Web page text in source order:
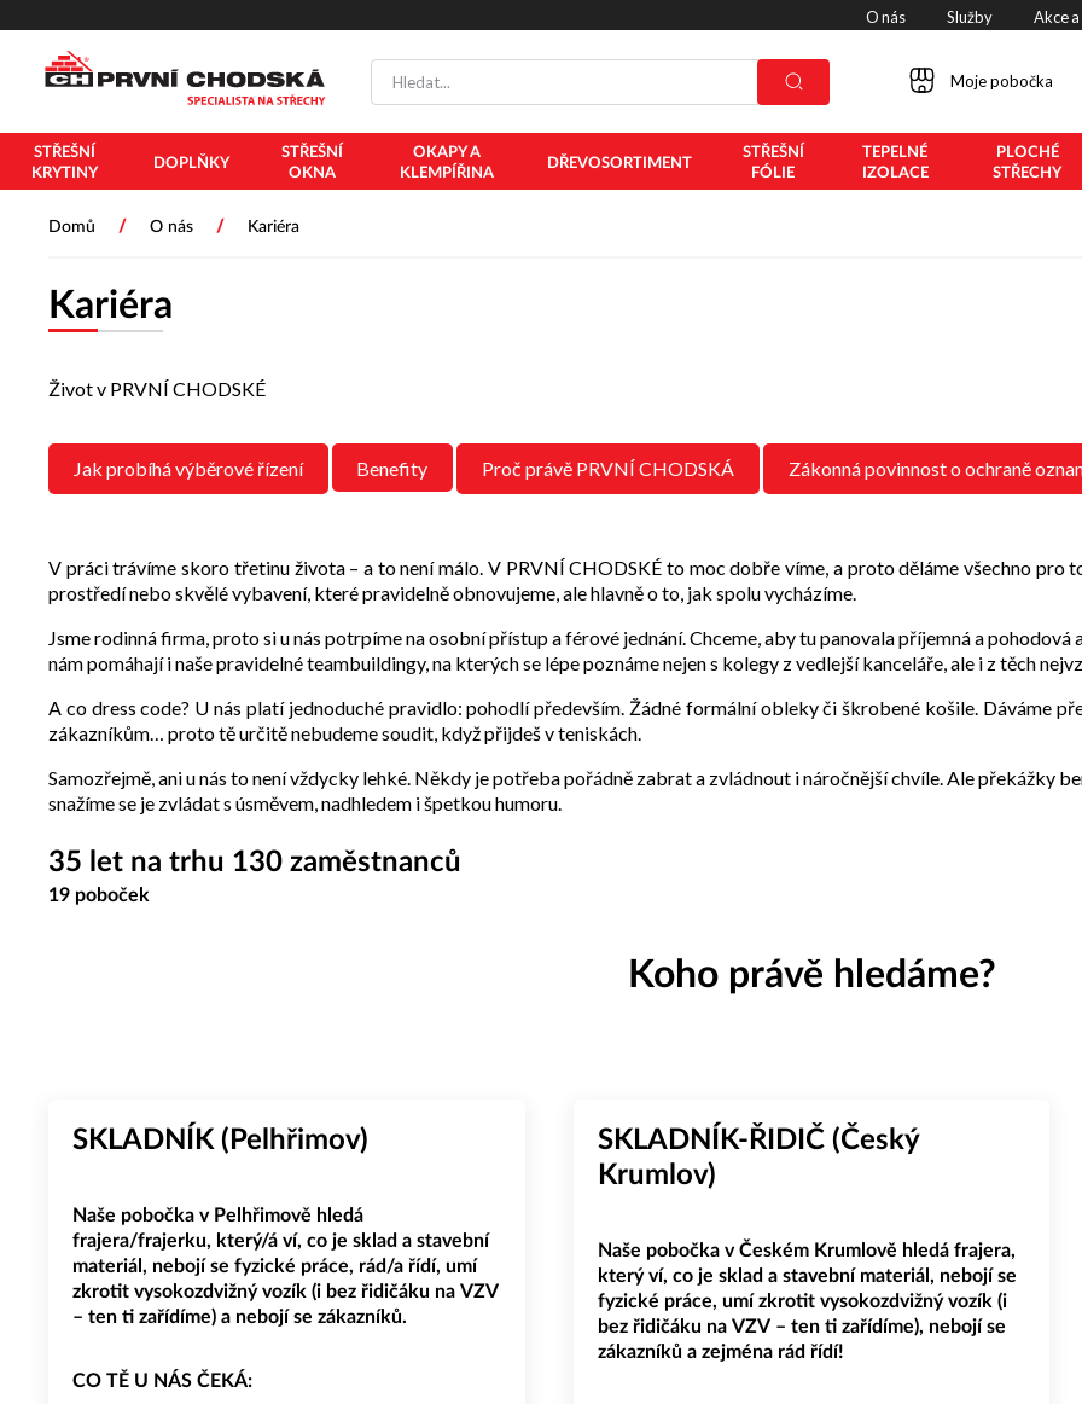
O nás Služby Akce
Moje pobočka
STŘEŠNÍ
KRYTINY
DOPLŇKY
STŘEŠNÍ
OKNA
OKAPY A
KLEMPÍŘINA
DŘEVOSORTIMENT
STŘEŠNÍ
FÓLIE
TEPELNÉ
IZOLACE
PLOCHÉ
STŘECHY
Domů / O nás / Kariéra
Kariéra
Život v PRVNÍ CHODSKÉ
Jak probíhá výběrové řízení Benefity Proč právě PRVNÍ CHODSKÁ Zákonná povinnost o ochraně
V práci trávíme skoro třetinu života – a to není málo. V PRVNÍ CHODSKÉ to moc dobře víme, a proto děláme všechno pro
prostředí nebo skvělé vybavení, které pravidelně obnovujeme, ale hlavně o to, jak spolu vycházíme.
Jsme rodinná firma, proto si u nás potrpíme na osobní přístup a férové jednání. Chceme, aby tu panovala příjemná a
nám pomáhají i naše pravidelné teambuildingy, na kterých se lépe poznáme nejen s kolegy z vedlejší kanceláře, ale i z těch
A co dress code? U nás platí jednoduché pravidlo: pohodlí především. Žádné formální obleky či škrobené košile. Dáváme
zákazníkům… proto tě určitě nebudeme soudit, když přijdeš v teniskách.
Samozřejmě, ani u nás to není vždycky lehké. Někdy je potřeba pořádně zabrat a zvládnout i náročnější chvíle. Ale překážky
snažíme se je zvládat s úsměvem, nadhledem i špetkou humoru.
35 let na trhu 130 zaměstnanců
19 poboček
Koho právě hledáme?
SKLADNÍK (Pelhřimov)
Naše pobočka v Pelhřimově hledá
frajera/frajerku, který/á ví, co je sklad a stavební
materiál, nebojí se fyzické práce, rád/a řídí, umí
zkrotit vysokozdvižný vozík (i bez řidičáku na VZV
– ten ti zařídíme) a nebojí se zákazníků.
CO TĚ U NÁS ČEKÁ:
SKLADNÍK-ŘIDIČ (Český
Krumlov)
Naše pobočka v Českém Krumlově hledá frajera,
který ví, co je sklad a stavební materiál, nebojí se
fyzické práce, umí zkrotit vysokozdvižný vozík (i
bez řidičáku na VZV – ten ti zařídíme), nebojí se
zákazníků a zejména rád řídí!